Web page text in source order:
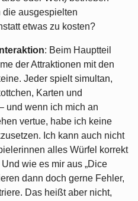
ausgespielten
etwas zu kosten?
Interaktion: Beim Hauptteil
der Attraktionen mit den
Jeder spielt simultan,
Karten und
und wenn ich mich an
vertue, habe ich keine
Ich kann auch nicht
alles Würfel korrekt
wie es mir aus „Dice
dann doch gerne Fehler,
Das heißt aber nicht,